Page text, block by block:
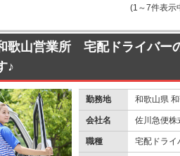
(1～7件表示
山営業所 宅配ドライバー
♪
勤務地 和歌山県
会社名 佐川急便株
職種 宅配ドライ